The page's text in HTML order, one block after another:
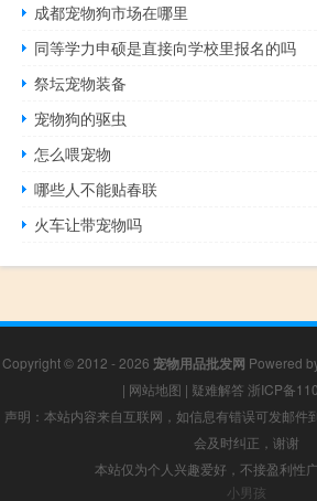
成都宠物狗市场在哪里
同等学力申硕是直接向学校里报名的吗
祭坛宠物装备
宠物狗的驱虫
怎么喂宠物
哪些人不能贴春联
火车让带宠物吗
Copyright © 2012 - 2026 宠物用品批发网 Powered
| 网站地图 | 疑难解答 浙ICP备
声明：本站内容来自互联网，如信息有错误可发邮件
会及时纠正，谢谢
本站仅为个人兴趣爱好，不接盈利性
小男孩